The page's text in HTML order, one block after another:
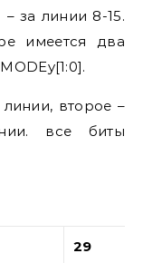
за линии 8-15.
имеется два
второе –
все биты
29